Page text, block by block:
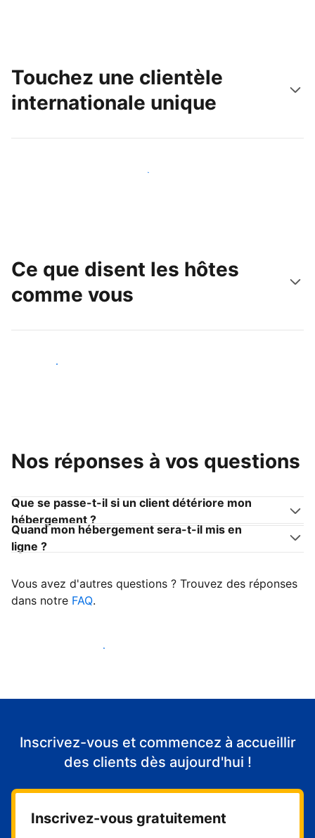
Touchez une clientèle
internationale unique
Touchez une nouvelle clientèle dès aujourd'hui
Ce que disent les hôtes
comme vous
Devenir hôte
Nos réponses à vos questions
Que se passe-t-il si un client détériore mon
hébergement ?
Quand mon hébergement sera-t-il mis en
ligne ?
Vous avez d'autres questions ? Trouvez des réponses
dans notre FAQ.
Accueillir mes premiers clients
Inscrivez-vous et commencez à accueillir
des clients dès aujourd'hui !
Inscrivez-vous gratuitement